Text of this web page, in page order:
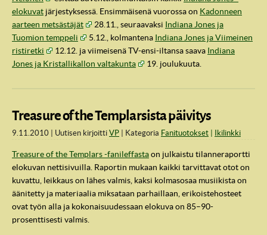
elokuvat järjestyksessä. Ensimmäisenä vuorossa on Kadonneen
aarteen metsästäjät
28.11., seuraavaksi Indiana Jones ja
Tuomion temppeli
5.12., kolmantena Indiana Jones ja Viimeinen
ristiretki
12.12. ja viimeisenä TV-ensi-iltansa saava Indiana
Jones ja Kristallikallon valtakunta
19. joulukuuta.
Treasure of the Templarsista päivitys
9.11.2010 Uutisen kirjoitti VP Kategoria Fanituotokset Ikilinkki
Treasure of the Templars -fanileffastaon julkaistu tilanneraportti
elokuvan nettisivuilla. Raportin mukaan kaikki tarvittavat otot on
kuvattu, leikkaus on lähes valmis, kaksi kolmasosaa musiikista on
äänitetty ja materiaalia miksataan parhaillaan, erikoistehosteet
ovat työn alla ja kokonaisuudessaan elokuva on 85–90-
prosenttisesti valmis.